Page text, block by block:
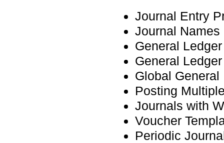
Journal Entry
Journal Names
General
General
Global
Posting
Journals with
Voucher
Periodic